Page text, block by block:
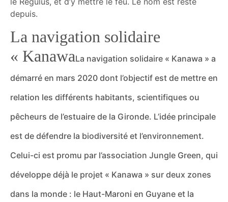
depuis.
La navigation solidaire
« KanawaLa navigation solidaire « Kanawa » a
démarré en mars 2020 dont l’objectif est de mettre en
relation les différents habitants, scientifiques ou
pêcheurs de l’estuaire de la Gironde. L’idée principale
est de défendre la biodiversité et l’environnement.
Celui-ci est promu par l’association Jungle Green, qui
développe déjà le projet « Kanawa » sur deux zones
dans la monde : le Haut-Maroni en Guyane et la